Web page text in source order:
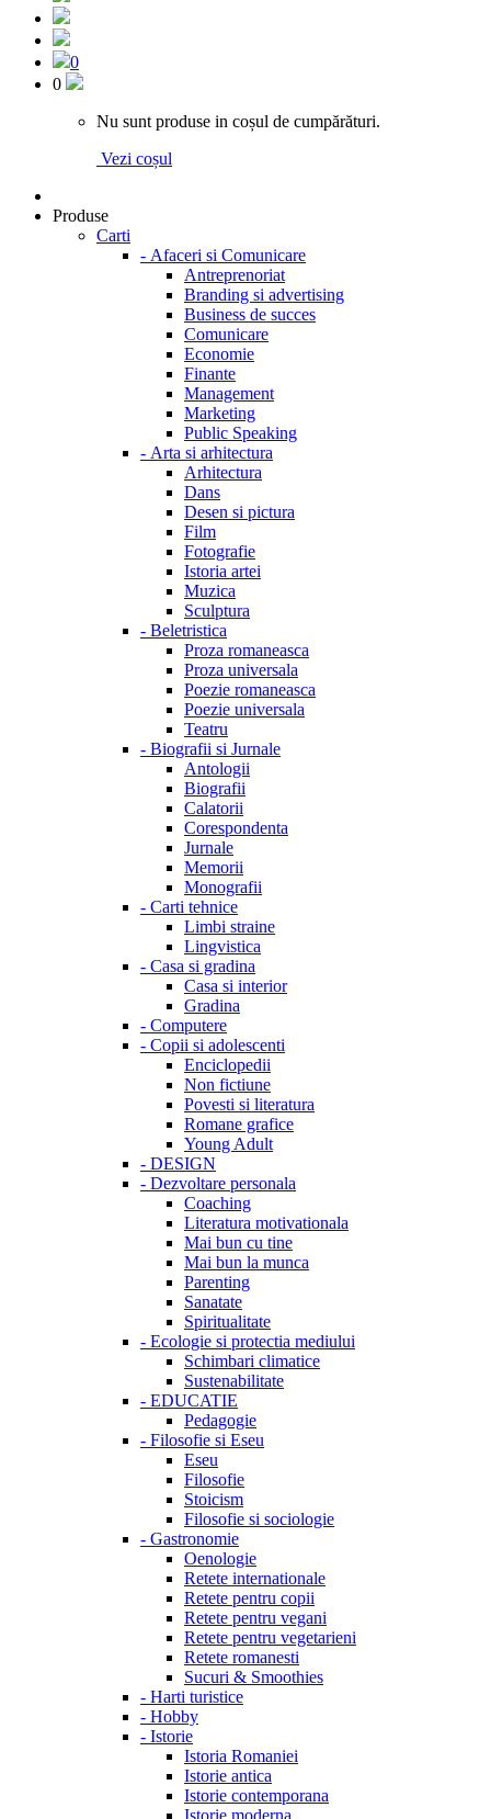
0
0
Nu sunt produse in coșul de cumpărături.
Vezi coșul
Produse
Carti
- Afaceri si Comunicare
Antreprenoriat
Branding si advertising
Business de succes
Comunicare
Economie
Finante
Management
Marketing
Public Speaking
- Arta si arhitectura
Arhitectura
Dans
Desen si pictura
Film
Fotografie
Istoria artei
Muzica
Sculptura
- Beletristica
Proza romaneasca
Proza universala
Poezie romaneasca
Poezie universala
Teatru
- Biografii si Jurnale
Antologii
Biografii
Calatorii
Corespondenta
Jurnale
Memorii
Monografii
- Carti tehnice
Limbi straine
Lingvistica
- Casa si gradina
Casa si interior
Gradina
- Computere
- Copii si adolescenti
Enciclopedii
Non fictiune
Povesti si literatura
Romane grafice
Young Adult
- DESIGN
- Dezvoltare personala
Coaching
Literatura motivationala
Mai bun cu tine
Mai bun la munca
Parenting
Sanatate
Spiritualitate
- Ecologie si protectia mediului
Schimbari climatice
Sustenabilitate
- EDUCATIE
Pedagogie
- Filosofie si Eseu
Eseu
Filosofie
Stoicism
Filosofie si sociologie
- Gastronomie
Oenologie
Retete internationale
Retete pentru copii
Retete pentru vegani
Retete pentru vegetarieni
Retete romanesti
Sucuri & Smoothies
- Harti turistice
- Hobby
- Istorie
Istoria Romaniei
Istorie antica
Istorie contemporana
Istorie moderna